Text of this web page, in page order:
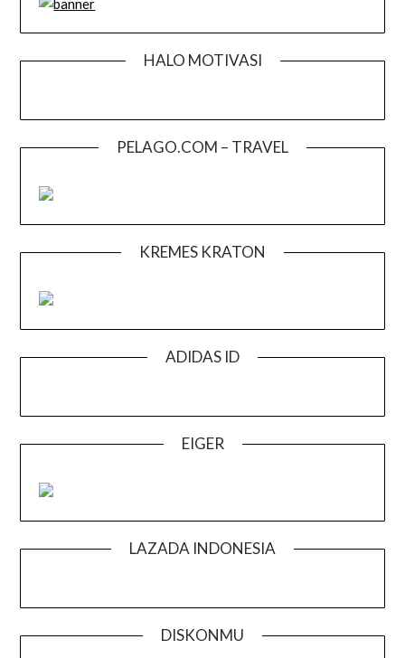
HALO MOTIVASI
PELAGO.COM – TRAVEL
KREMES KRATON
ADIDAS ID
EIGER
LAZADA INDONESIA
DISKONMU